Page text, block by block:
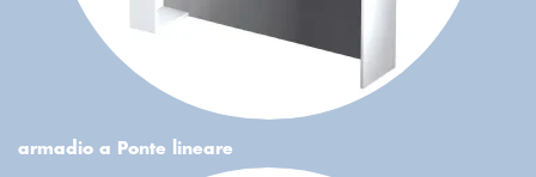
armadio a Ponte lineare